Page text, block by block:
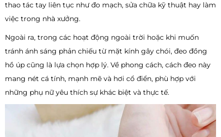
thao tác tay liên tục như đo mạch, sửa chữa kỹ thuật hay làm
việc trong nhà xưởng.
Ngoài ra, trong các hoạt động ngoài trời hoặc khi muốn
tránh ánh sáng phản chiếu từ mặt kính gây chói, đeo đồng
hồ úp cũng là lựa chọn hợp lý. Về phong cách, cách đeo này
mang nét cá tính, mạnh mẽ và hơi cổ điển, phù hợp với
những phụ nữ yêu thích sự khác biệt và thực tế.